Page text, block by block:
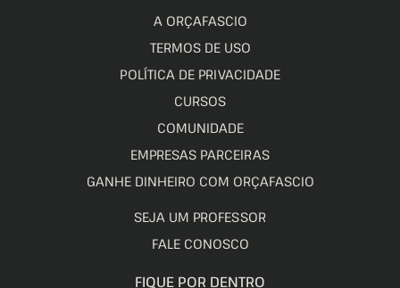
A ORÇAFASCIO
TERMOS DE USO
POLÍTICA DE PRIVACIDADE
CURSOS
COMUNIDADE
EMPRESAS PARCEIRAS
GANHE DINHEIRO COM ORÇAFASCIO
SEJA UM PROFESSOR
FALE CONOSCO
FIQUE POR DENTRO